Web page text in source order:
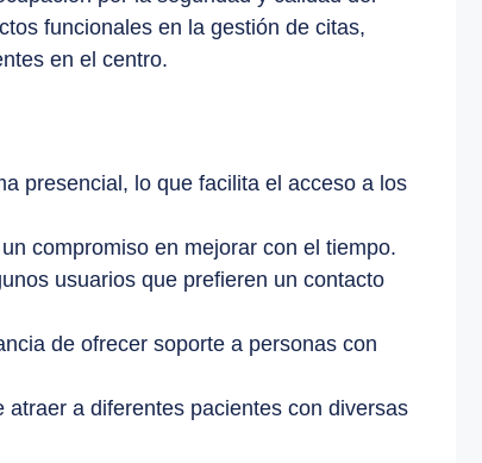
funcionales en la gestión de citas,
en el centro.
presencial, lo que facilita el acceso a los
compromiso en mejorar con el tiempo.
usuarios que prefieren un contacto
de ofrecer soporte a personas con
a diferentes pacientes con diversas